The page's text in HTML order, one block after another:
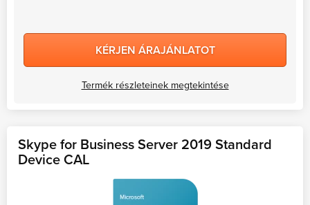
KÉRJEN ÁRAJÁNLATOT
Termék részleteinek megtekintése
Skype for Business Server 2019 Standard
Device CAL